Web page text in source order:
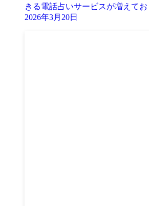
きる電話占いサービスが増えて
2026年3月20日